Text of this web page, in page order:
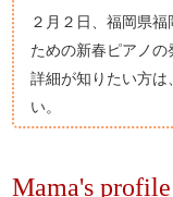
２月２日、福岡県
ための新春ピアノの
詳細が知りたい方
い。
Mama's profile